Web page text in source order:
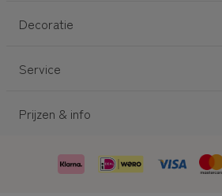
Decoratie
Service
Prijzen & info